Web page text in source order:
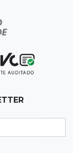
no